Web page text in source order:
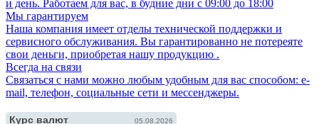
и день. Работаем для вас, в будние дни с 09:00 до 18:00
Мы гарантируем
Наша компания имеет отделы технической поддержки и
сервисного обслуживания. Вы гарантированно не потереяте
свои деньги, приобретая нашу продукцию .
Всегда на связи
Связаться с нами можно любым удобным для вас способом: e-
mail, телефон, социальные сети и мессенджеры.